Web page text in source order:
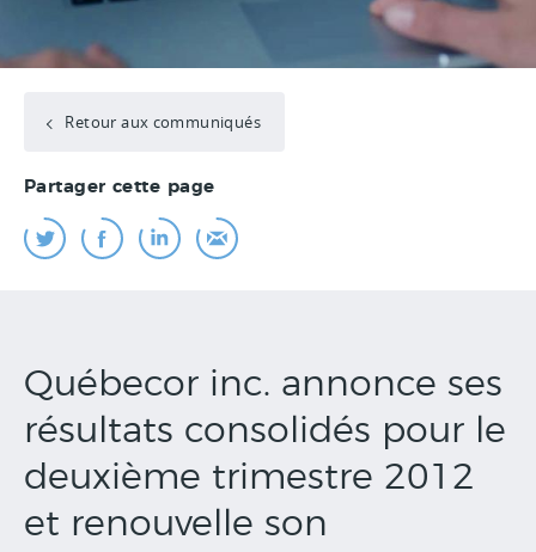
Retour aux communiqués
Partager cette page
Québecor inc. annonce ses
résultats consolidés pour le
deuxième trimestre 2012
et renouvelle son